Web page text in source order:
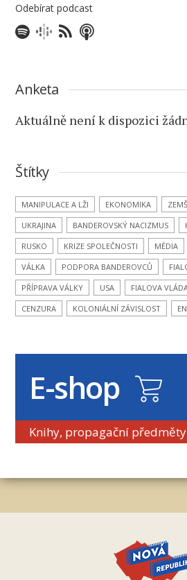
Odebírat podcast
Anketa
Aktuálně není k dispozici
Štítky
MANIPULACE A LŽI EKONOMIKA
UKRAJINA
BANDEROVSKÝ NACIZMUS
RUSKO
KRIZE SPOLEČNOSTI MÉDIA
VÁLKA
PODPORA BANDEROVCŮ
PŘÍPRAVA VÁLKY
USA
FIALOVA
CENZURA
KOLONIÁLNÍ ZÁVISLOST
E-shop
Knihy, propagační předměty